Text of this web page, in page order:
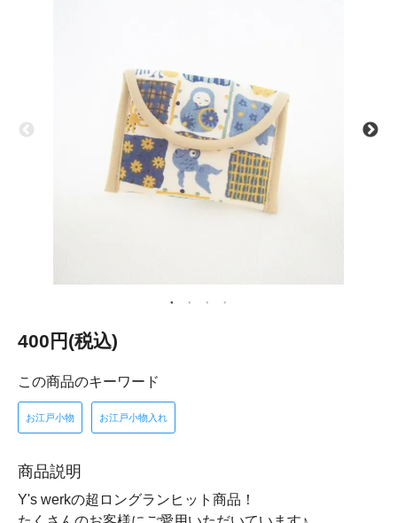
400円(税込)
この商品のキーワード
お江戸小物 お江戸小物入れ
商品説明
Y's werkの超ロングランヒット商品！